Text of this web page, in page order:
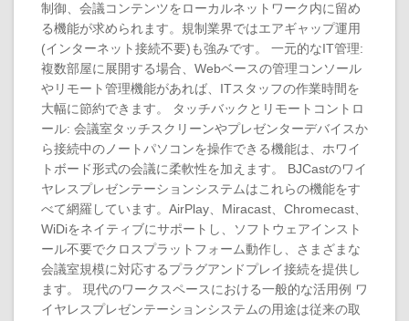
制御、会議コンテンツをローカルネットワーク内に留め
る機能が求められます。規制業界ではエアギャップ運用
(インターネット接続不要)も強みです。 一元的なIT管理:
複数部屋に展開する場合、Webベースの管理コンソール
やリモート管理機能があれば、ITスタッフの作業時間を
大幅に節約できます。 タッチバックとリモートコントロ
ール: 会議室タッチスクリーンやプレゼンターデバイスか
ら接続中のノートパソコンを操作できる機能は、ホワイ
トボード形式の会議に柔軟性を加えます。 BJCastのワイ
ヤレスプレゼンテーションシステムはこれらの機能をす
べて網羅しています。AirPlay、Miracast、Chromecast、
WiDiをネイティブにサポートし、ソフトウェアインスト
ール不要でクロスプラットフォーム動作し、さまざまな
会議室規模に対応するプラグアンドプレイ接続を提供し
ます。 現代のワークスペースにおける一般的な活用例 ワ
イヤレスプレゼンテーションシステムの用途は従来の取